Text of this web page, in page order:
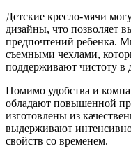
Детские кресло-мячи
дизайны, что позволяет
предпочтений ребенка.
съемными чехлами,
поддерживают чистоту в
Помимо удобства и
обладают повышенной
изготовлены из
выдерживают
свойств со временем.